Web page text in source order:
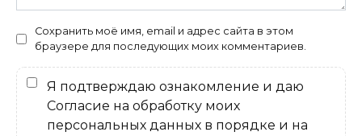
Сохранить моё имя, email и адрес сайта в этом
браузере для последующих моих комментариев.
Я подтверждаю ознакомление и даю
Согласие на обработку моих
персональных данных в порядке и на